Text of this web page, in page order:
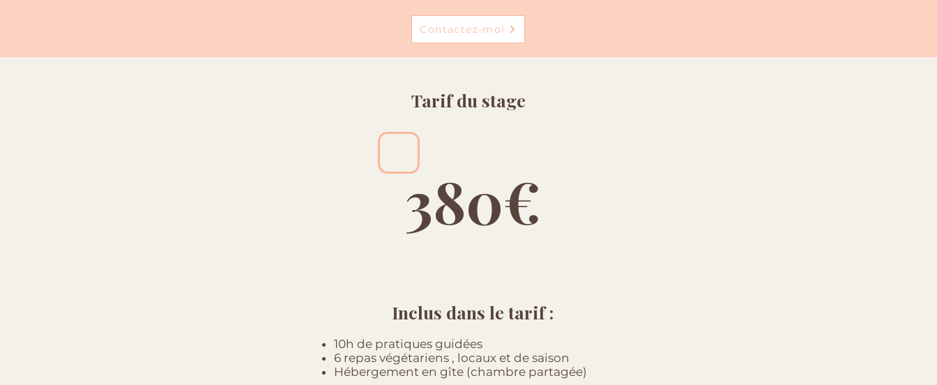
Contactez-moi
Tarif du stage
380€
Inclus dans le tarif :
10h de pratiques guidées
6 repas végétariens , locaux et de saison
Hébergement en gîte (chambre partagée)